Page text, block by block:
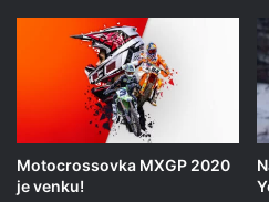
Motocrossovka MXGP 2020
je venku!